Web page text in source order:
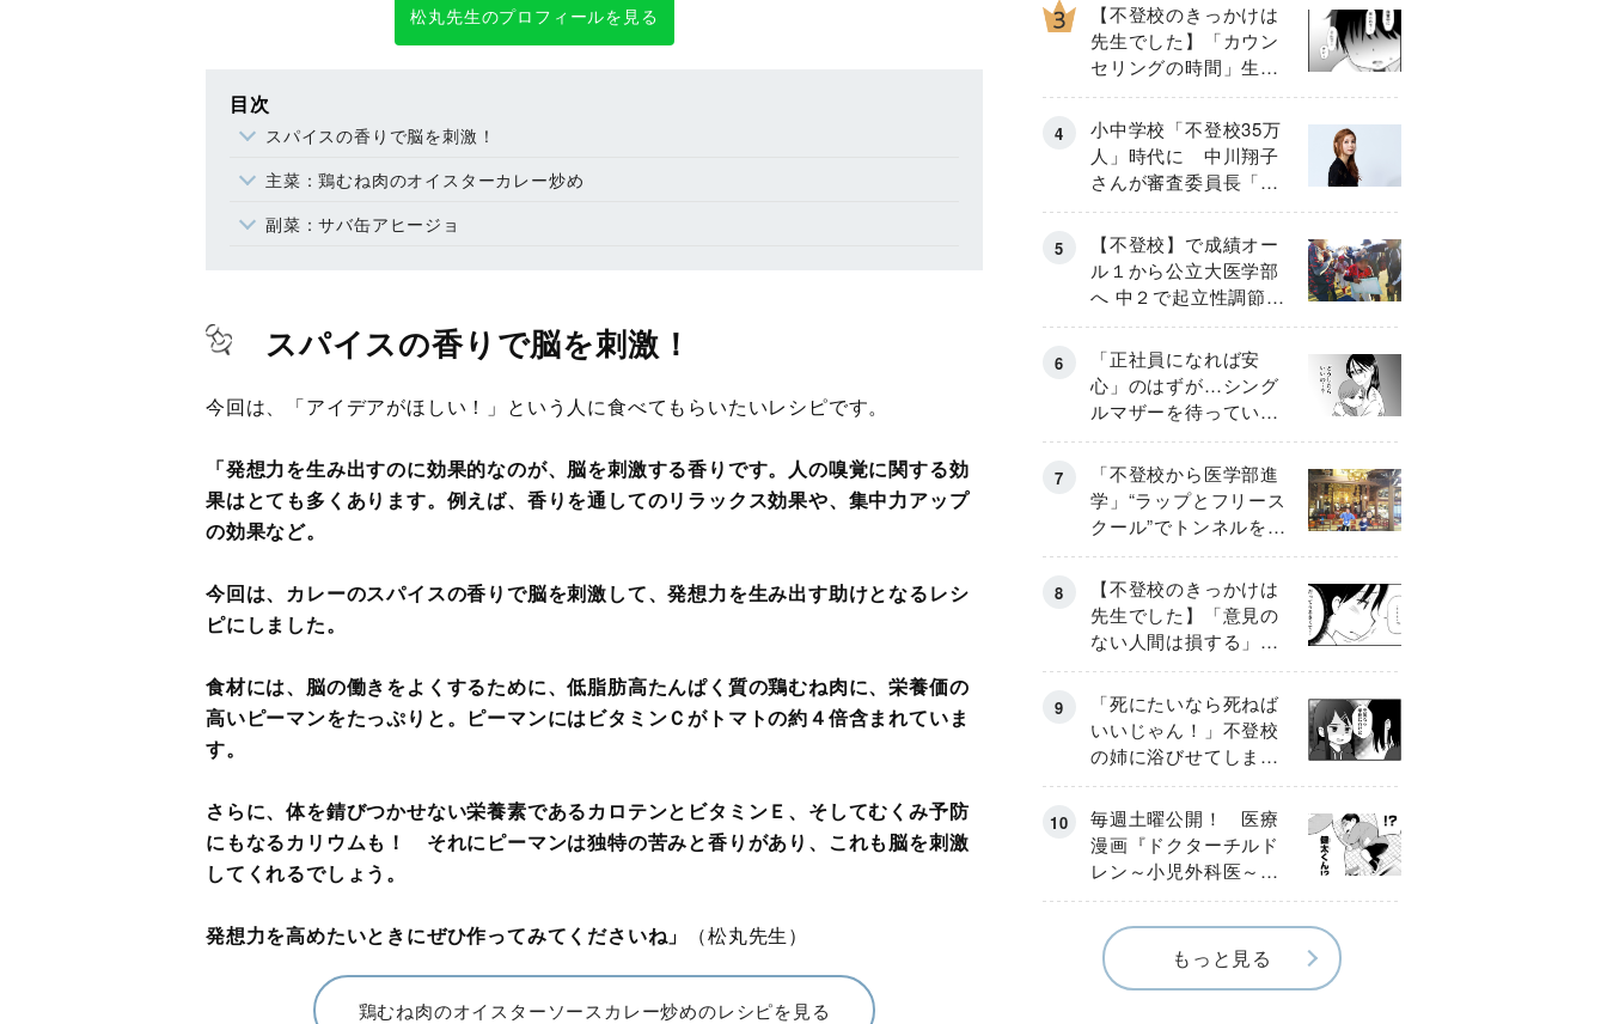
松丸先生のプロフィールを見る
目次
スパイスの香りで脳を刺激！
主菜：鶏むね肉のオイスターカレー炒め
副菜：サバ缶アヒージョ
スパイスの香りで脳を刺激！
今回は、「アイデアがほしい！」という人に食べてもらいたいレシピです。
「発想力を生み出すのに効果的なのが、脳を刺激する香りです。人の嗅覚に関する効
果はとても多くあります。例えば、香りを通してのリラックス効果や、集中力アップ
の効果など。
今回は、カレーのスパイスの香りで脳を刺激して、発想力を生み出す助けとなるレシ
ピにしました。
食材には、脳の働きをよくするために、低脂肪高たんぱく質の鶏むね肉に、栄養価の
高いピーマンをたっぷりと。ピーマンにはビタミンＣがトマトの約４倍含まれていま
す。
さらに、体を錆びつかせない栄養素であるカロテンとビタミンＥ、そしてむくみ予防
にもなるカリウムも！ それにピーマンは独特の苦みと香りがあり、これも脳を刺激
してくれるでしょう。
発想力を高めたいときにぜひ作ってみてくださいね」 （松丸先生）
鶏むね肉のオイスターソースカレー炒めのレシピを見る
【不登校のきっかけは
先生でした】「カウン
セリングの時間」生徒
の情報をバラしたの
は…《第２話》
小中学校「不登校35万
人」時代に 中川翔子
さんが審査委員長「不
登校生動画甲子園
2026」が開催
【不登校】で成績オー
ル１から公立大医学部
へ 中２で起立性調節障
害「治るまで３年」の
診断 そのとき母は
「正社員になれば安
心」のはずが…シング
ルマザーを待ってい
た“魔の２年間”【前編】
「不登校から医学部進
学」“ラップとフリース
クール”でトンネルを脱
して高校受験へ〔元野
球少年の実話〕
【不登校のきっかけは
先生でした】「意見の
ない人間は損する」担
任の一言が苦しみに…
《第１話》
「死にたいなら死ねば
いいじゃん！」不登校
の姉に浴びせてしまっ
た言葉【番外編・後
編】
毎週土曜公開！ 医療
漫画『ドクターチルド
レン～小児外科医～』
【Episode.４】
もっと見る